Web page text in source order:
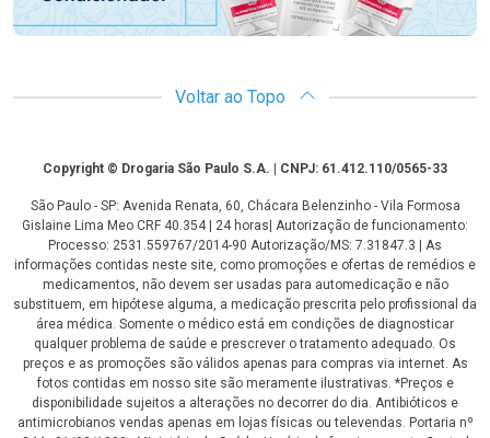
Voltar ao Topo
CopyrightCopyright © Drogaria São Paulo S.A. | CNPJ: 61.412.110/0565-33
São Paulo - SP: Avenida Renata, 60, Chácara Belenzinho - Vila Formosa
Gislaine Lima Meo CRF 40.354 | 24 horas| Autorização de funcionamento:
Processo: 2531.559767/2014-90 Autorização/MS: 7.31847.3 | As
informações contidas neste site, como promoções e ofertas de remédios e
medicamentos, não devem ser usadas para automedicação e não
substituem, em hipótese alguma, a medicação prescrita pelo profissional da
área médica. Somente o médico está em condições de diagnosticar
qualquer problema de saúde e prescrever o tratamento adequado. Os
preços e as promoções são válidos apenas para compras via internet. As
fotos contidas em nosso site são meramente ilustrativas. *Preços e
disponibilidade sujeitos a alterações no decorrer do dia. Antibióticos e
antimicrobianos vendas apenas em lojas físicas ou televendas. Portaria nº